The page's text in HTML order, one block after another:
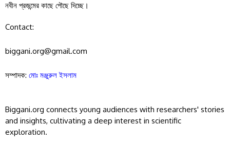
নবীন প্রজন্মের কাছে পৌছে দিচ্ছে।
Contact:
biggani.org@gmail.com
সম্পাদক: মোঃ মঞ্জুরুল ইসলাম
Biggani.org connects young audiences with researchers' stories
and insights, cultivating a deep interest in scientific
exploration.